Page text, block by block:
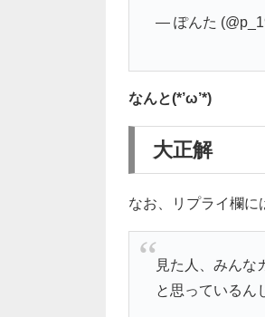
— ぽんた
なんと(*’ω’*)
大正解
なお、リプライ欄に
見た人、みんな
と思っているん